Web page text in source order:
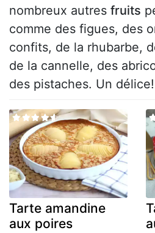
nombreux autres fruits
comme des figues, des
confits, de la rhubarbe,
de la cannelle, des
des pistaches. Un délice!
Tarte amandine
aux poires